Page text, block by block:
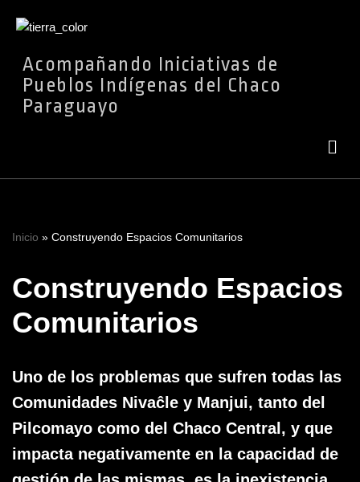
contenido
Acompañando Iniciativas de
Pueblos Indígenas del Chaco
Paraguayo
Inicio » Construyendo Espacios Comunitarios
Construyendo Espacios
Comunitarios
Uno de los problemas que sufren todas las
Comunidades Nivaĉle y Manjui, tanto del
Pilcomayo como del Chaco Central, y que
impacta negativamente en la capacidad de